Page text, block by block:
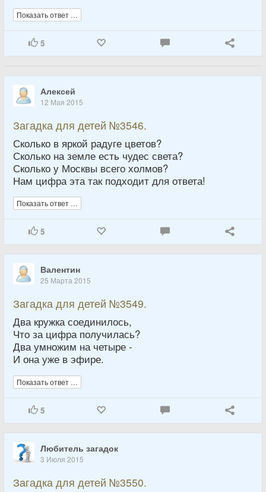
Показать ответ …
5
Алексей
12 Мая 2015
Загадка для детей №3546.
Сколько в яркой радуге цветов?
Сколько на земле есть чудес света?
Сколько у Москвы всего холмов?
Нам цифра эта так подходит для ответа!
Показать ответ …
5
Валентин
25 Марта 2015
Загадка для детей №3549.
Два кружка соединилось,
Что за цифра получилась?
Два умножим на четыре -
И она уже в эфире.
Показать ответ …
5
Любитель загадок
3 Июля 2015
Загадка для детей №3550.